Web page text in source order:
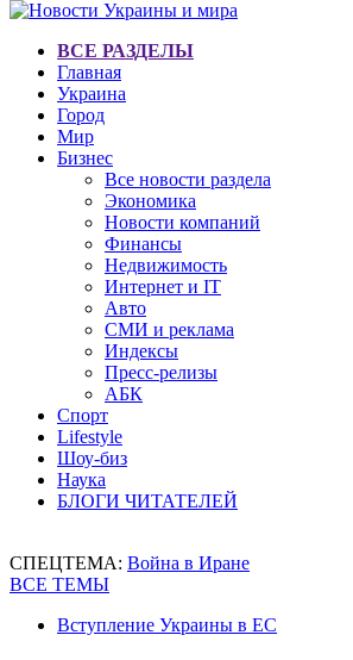
ВСЕ РАЗДЕЛЫ
Главная
Украина
Город
Мир
Бизнес
Все новости раздела
Экономика
Новости компаний
Финансы
Недвижимость
Интернет и IT
Авто
СМИ и реклама
Индексы
Пресс-релизы
АБК
Спорт
Lifestyle
Шоу-биз
Наука
БЛОГИ ЧИТАТЕЛЕЙ
СПЕЦТЕМА: Война в Иране
ВСЕ ТЕМЫ
Вступление Украины в ЕС